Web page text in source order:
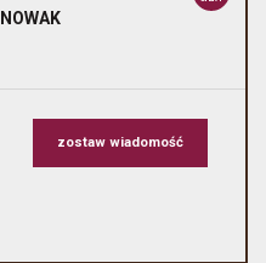
NOWAK
zostaw wiadomość